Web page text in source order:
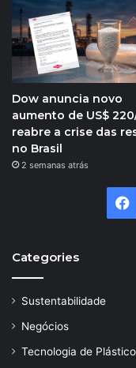
Dow anuncia novo
aumento de US$
reabre a crise das
no Brasil
2 semanas atrás
Categories
Sustentabilidade
Negócios
Tecnologia de Plástico